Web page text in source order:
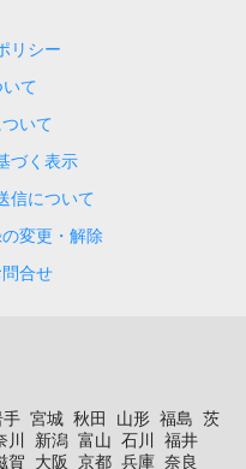
リシー
て
いて
づく表示
信について
変更・解除
合せ
手 宮城 秋田 山形 福島 茨
川 新潟 富山 石川
福井
賀 大阪 京都 兵庫 奈良